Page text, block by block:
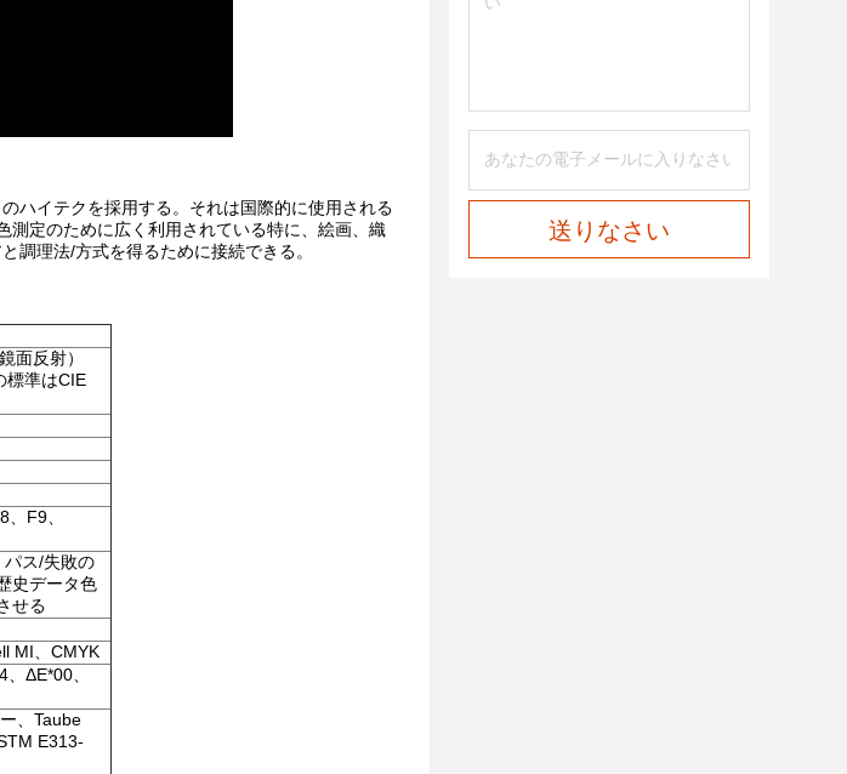
ハイテクを採用する。それは国際的に使用される
測定のために広く利用されている特に、絵画、織
調理法/方式を得るために接続できる。
面反射）
標準はCIE
F9、
パス/失敗の
史データ色
せる
MI、CMYK
ΔE*00、
、Taube
E313-
送りなさい